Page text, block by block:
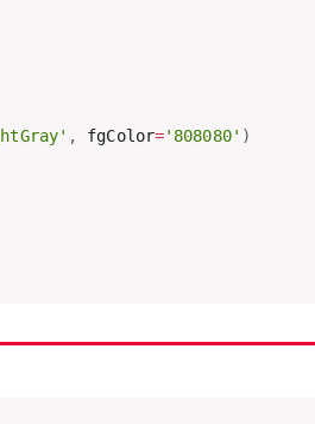
, fgColor='808080' )